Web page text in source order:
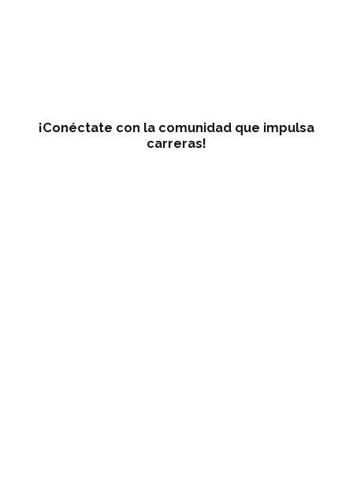
¡Conéctate con la comunidad que impulsa
carreras!